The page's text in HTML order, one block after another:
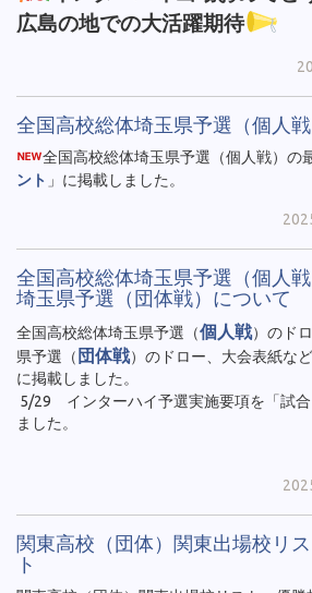
広島の地での大活躍期待
全国高校総体埼玉県予選（個人
全国高校総体埼玉県予選（個人戦）の
ント 」に掲載しました。
全国高校総体埼玉県予選（個人
埼玉県予選（団体戦）について
全国高校総体埼玉県予選（個人戦）のド
県予選（ 団体戦）のドロー、大会表紙な
に掲載しました。
5/29 インターハイ予選実施要項を「試合
ました。
関東高校（団体）関東出場校リ
ト